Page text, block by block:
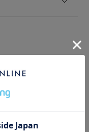
ックしています